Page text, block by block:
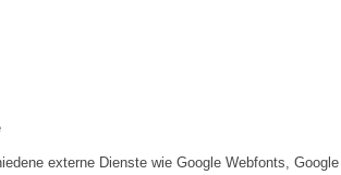
externe Dienste wie Google Webfonts, Google